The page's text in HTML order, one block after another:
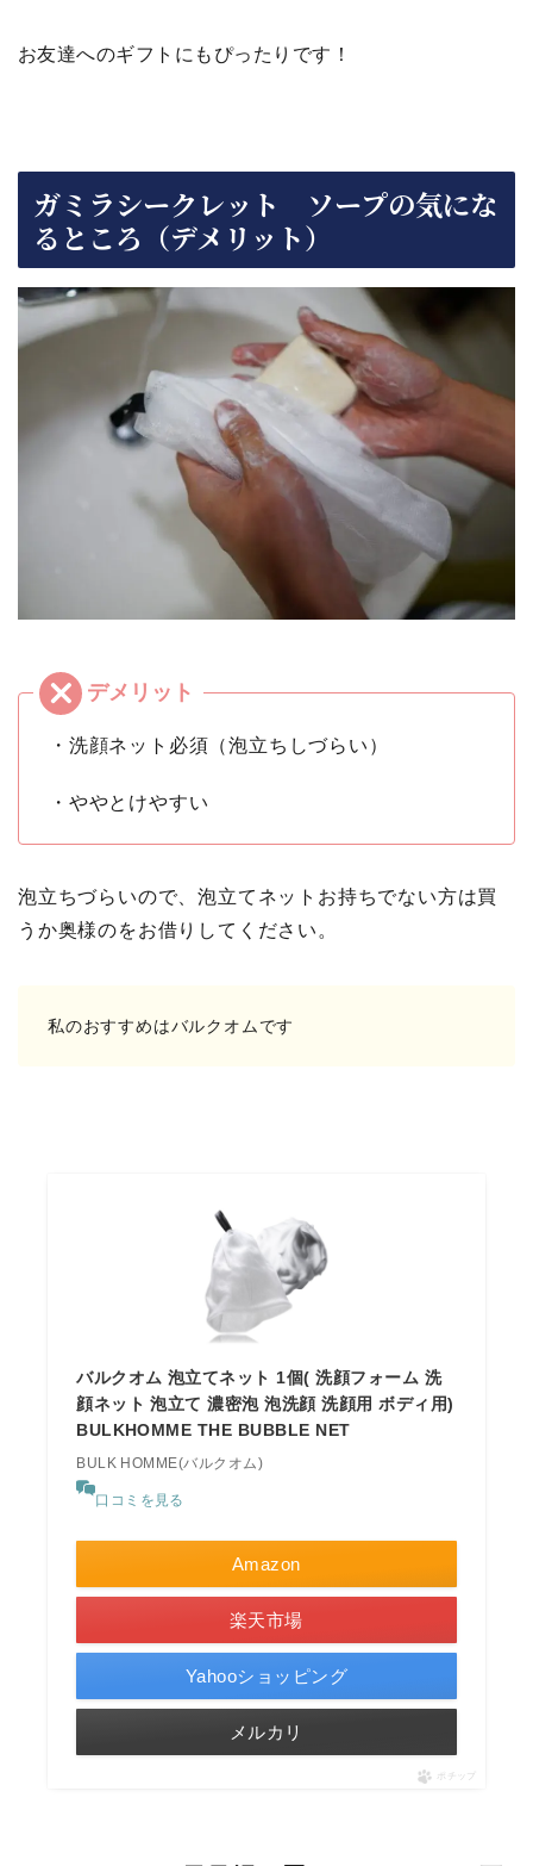
お友達へのギフトにもぴったりです！
ガミラシークレット ソープの気にな
るところ（デメリット）
・洗顔ネット必須（泡立ちしづらい）
・ややとけやすい
泡立ちづらいので、泡立てネットお持ちでない方は買
うか奥様のをお借りしてください。
私のおすすめはバルクオムです
バルクオム 泡立てネット 1個( 洗顔フォーム 洗
顔ネット 泡立て 濃密泡 泡洗顔 洗顔用 ボディ用)
BULKHOMME THE BUBBLE NET
BULK HOMME(バルクオム)
口コミを見る
Amazon
楽天市場
Yahooショッピング
メルカリ
ポチップ